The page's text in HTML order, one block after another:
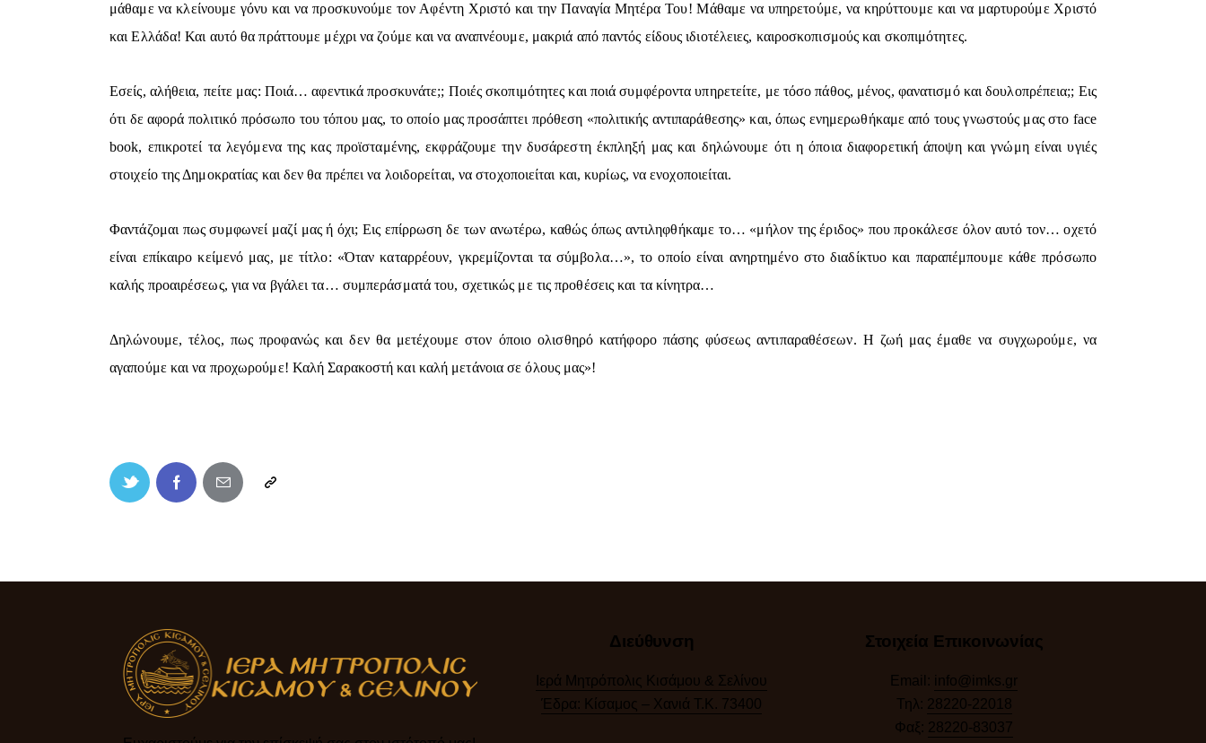
μάθαμε να κλείνουμε γόνυ και να προσκυνούμε τον Αφέντη Χριστό και την Παναγία Μητέρα Του! Μάθαμε να υπηρετούμε, να κηρύττουμε και να μαρτυρούμε Χριστό
και Ελλάδα! Και αυτό θα πράττουμε μέχρι να ζούμε και να αναπνέουμε, μακριά από παντός είδους ιδιοτέλειες, καιροσκοπισμούς και σκοπιμότητες.
Εσείς, αλήθεια, πείτε μας: Ποιά… αφεντικά προσκυνάτε;; Ποιές σκοπιμότητες και ποιά συμφέροντα υπηρετείτε, με τόσο πάθος, μένος, φανατισμό και δουλοπρέπεια;; Εις
ότι δε αφορά πολιτικό πρόσωπο του τόπου μας, το οποίο μας προσάπτει πρόθεση «πολιτικής αντιπαράθεσης» και, όπως ενημερωθήκαμε από τους γνωστούς μας στο face
book, επικροτεί τα λεγόμενα της κας προϊσταμένης, εκφράζουμε την δυσάρεστη έκπληξή μας και δηλώνουμε ότι η όποια διαφορετική άποψη και γνώμη είναι υγιές
στοιχείο της Δημοκρατίας και δεν θα πρέπει να λοιδορείται, να στοχοποιείται και, κυρίως, να ενοχοποιείται.
Φαντάζομαι πως συμφωνεί μαζί μας ή όχι; Εις επίρρωση δε των ανωτέρω, καθώς όπως αντιληφθήκαμε το… «μήλον της έριδος» που προκάλεσε όλον αυτό τον… οχετό
είναι επίκαιρο κείμενό μας, με τίτλο: «Όταν καταρρέουν, γκρεμίζονται τα σύμβολα…», το οποίο είναι ανηρτημένο στο διαδίκτυο και παραπέμπουμε κάθε πρόσωπο
καλής προαιρέσεως, για να βγάλει τα… συμπεράσματά του, σχετικώς με τις προθέσεις και τα κίνητρα…
Δηλώνουμε, τέλος, πως προφανώς και δεν θα μετέχουμε στον όποιο ολισθηρό κατήφορο πάσης φύσεως αντιπαραθέσεων. Η ζωή μας έμαθε να συγχωρούμε, να
αγαπούμε και να προχωρούμε! Καλή Σαρακοστή και καλή μετάνοια σε όλους μας»!
Διεύθυνση
Ιερά Μητρόπολις Κισάμου & Σελίνου
Έδρα: Κίσαμος – Χανιά Τ.Κ. 73400
Στοιχεία Επικοινωνίας
Email: info@imks.gr
Τηλ: 28220-22018
Φαξ: 28220-83037